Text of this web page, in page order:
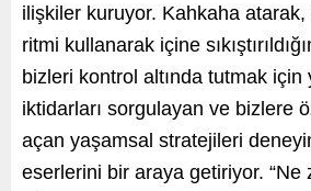
ilişkiler kuruyor. Kahkaha atarak,
ritmi kullanarak içine
bizleri kontrol altında tutmak için
iktidarları sorgulayan ve bizlere
açan yaşamsal stratejileri
eserlerini bir araya getiriyor. “Ne